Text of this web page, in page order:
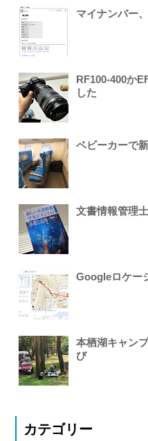
マイナンバー
RF100-400か
した
ベビーカーで
文書情報管理
Googleロケー
本栖湖キャン
び
カテゴリー